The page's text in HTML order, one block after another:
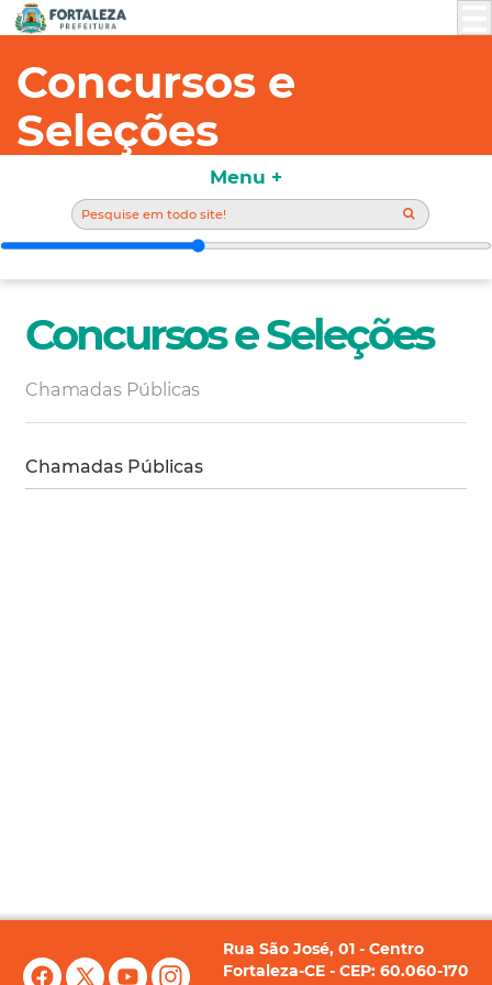
Concursos e
Seleções
Concursos e Seleções
Chamadas Públicas
Chamadas Públicas
Rua São José, 01 - Centro
Fortaleza-CE - CEP: 60.060-170